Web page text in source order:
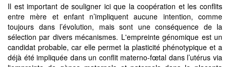
Il est important de souligner ici que la coopération et les conflits
entre mère et enfant n’impliquent aucune intention, comme
toujours dans l’évolution, mais sont une conséquence de la
sélection par divers mécanismes. L'empreinte génomique est un
candidat probable, car elle permet la plasticité phénotypique et a
déjà été impliquée dans un conflit materno-fœtal dans l’utérus via